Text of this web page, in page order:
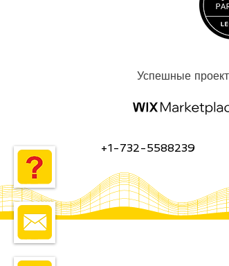
+1-732-5588239